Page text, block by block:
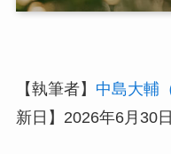
【執筆者】 中島大輔
新日】2026年6月30日